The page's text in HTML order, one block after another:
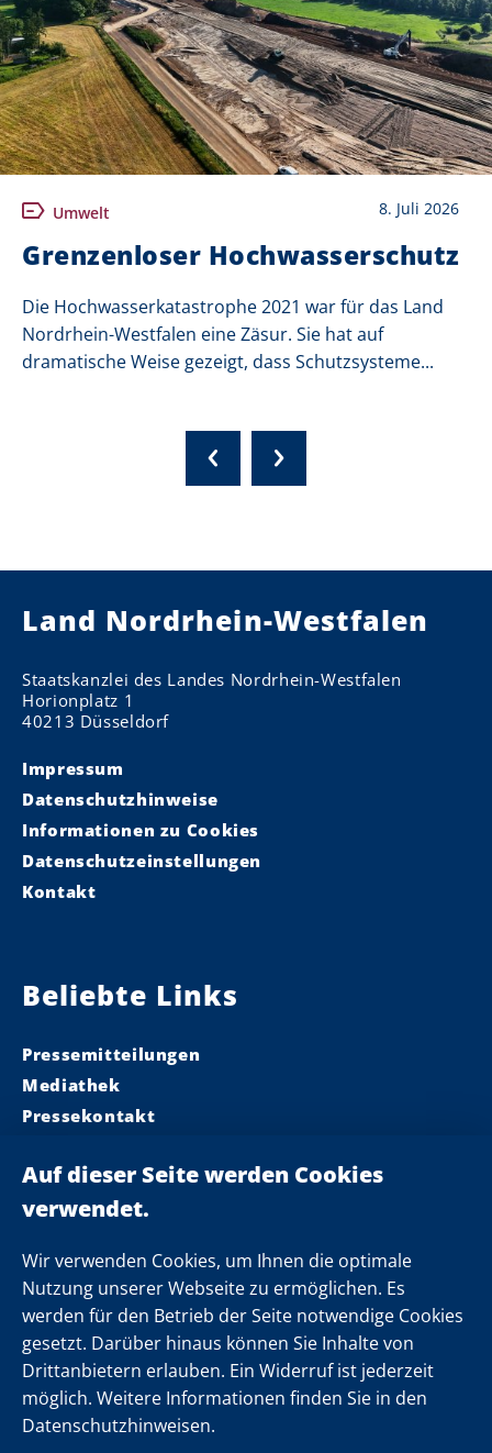
Wir verwenden Cookies, um Ihnen die optimale
Nutzung unserer Webseite zu ermöglichen. Es
werden für den Betrieb der Seite notwendige Cookies
gesetzt. Darüber hinaus können Sie Inhalte von
Drittanbietern erlauben. Ein Widerruf ist jederzeit
möglich. Weitere Informationen finden Sie in den
Datenschutzhinweisen.
Umwelt 8. Juli 2026
Grenzenloser Hochwasserschutz
Die Hochwasserkatastrophe 2021 war für das Land
Nordrhein-Westfalen eine Zäsur. Sie hat auf
dramatische Weise gezeigt, dass Schutzsysteme...
Land Nordrhein-Westfalen
Staatskanzlei des Landes Nordrhein-Westfalen
Horionplatz 1
40213 Düsseldorf
Impressum
Datenschutzhinweise
Informationen zu Cookies
Datenschutzeinstellungen
Kontakt
Beliebte Links
Pressemitteilungen
Mediathek
Pressekontakt
Landeskabinett
Einsamkeit
Folgen Sie uns